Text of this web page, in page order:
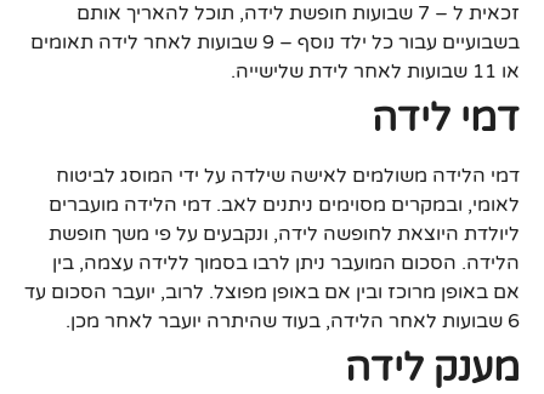
זכאית ל – 7 שבועות חופשת לידה, תוכל להאריך אותם
בשבועיים עבור כל ילד נוסף – 9 שבועות לאחר לידה תאומים
או 11 שבועות לאחר לידת שלישייה.
דמי לידה
דמי הלידה משולמים לאישה שילדה על ידי המוסג לביטוח
לאומי, ובמקרים מסוימים ניתנים לאב. דמי הלידה מועברים
ליולדת היוצאת לחופשה לידה, ונקבעים על פי משך חופשת
הלידה. הסכום המועבר ניתן לרבו בסמוך ללידה עצמה, בין
אם באופן מרוכז ובין אם באופן מפוצל. לרוב, יועבר הסכום עד
6 שבועות לאחר הלידה, בעוד שהיתרה יועבר לאחר מכן.
מענק לידה